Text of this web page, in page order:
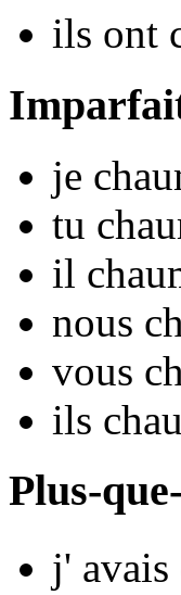
ils ont
je
tu
il
nous
vous
ils
Plus-
j' avais